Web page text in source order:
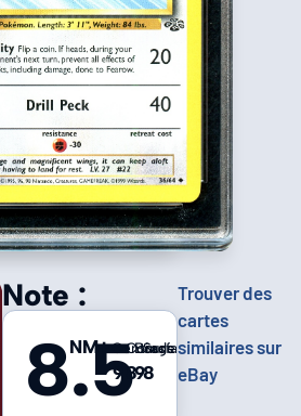
Note :
8.5
NM+Centrage
9
Coins
8
Bords
9
Surface
8
Trouver des
cartes
similaires sur
eBay